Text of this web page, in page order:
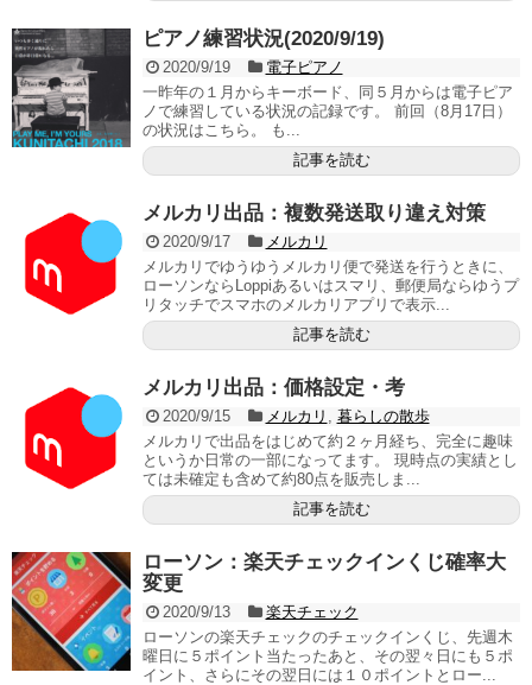
ピアノ練習状況(2020/9/19)
2020/9/19
電子ピアノ
一昨年の１月からキーボード、同５月からは電子ピア
ノで練習している状況の記録です。 前回（8月17日）
の状況はこちら。 も...
記事を読む
メルカリ出品：複数発送取り違え対策
2020/9/17
メルカリ
メルカリでゆうゆうメルカリ便で発送を行うときに、
ローソンならLoppiあるいはスマリ、郵便局ならゆうプ
リタッチでスマホのメルカリアプリで表示...
記事を読む
メルカリ出品：価格設定・考
2020/9/15 メルカリ
暮らしの散歩
メルカリで出品をはじめて約２ヶ月経ち、完全に趣味
というか日常の一部になってます。 現時点の実績とし
ては未確定も含めて約80点を販売しま...
記事を読む
ローソン：楽天チェックインくじ確率大
変更
2020/9/13
楽天チェック
ローソンの楽天チェックのチェックインくじ、先週木
曜日に５ポイント当たったあと、その翌々日にも５ポ
イント、さらにその翌日には１０ポイントとロー...